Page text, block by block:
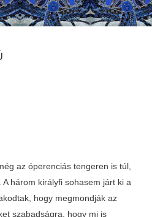
az óperenciás tengeren is túl,
három királyfi sohasem járt ki a
hogy megmondják az
szabadságra, hogy mi is